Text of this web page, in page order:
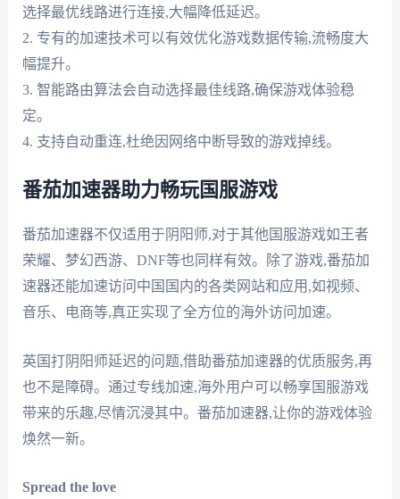
选择最优线路进行连接,大幅降低延迟。
2. 专有的加速技术可以有效优化游戏数据传输,流畅度大
幅提升。
3. 智能路由算法会自动选择最佳线路,确保游戏体验稳
定。
4. 支持自动重连,杜绝因网络中断导致的游戏掉线。
番茄加速器助力畅玩国服游戏
番茄加速器不仅适用于阴阳师,对于其他国服游戏如王者
荣耀、梦幻西游、DNF等也同样有效。除了游戏,番茄加
速器还能加速访问中国国内的各类网站和应用,如视频、
音乐、电商等,真正实现了全方位的海外访问加速。
英国打阴阳师延迟的问题,借助番茄加速器的优质服务,再
也不是障碍。通过专线加速,海外用户可以畅享国服游戏
带来的乐趣,尽情沉浸其中。番茄加速器,让你的游戏体验
焕然一新。
Spread the love